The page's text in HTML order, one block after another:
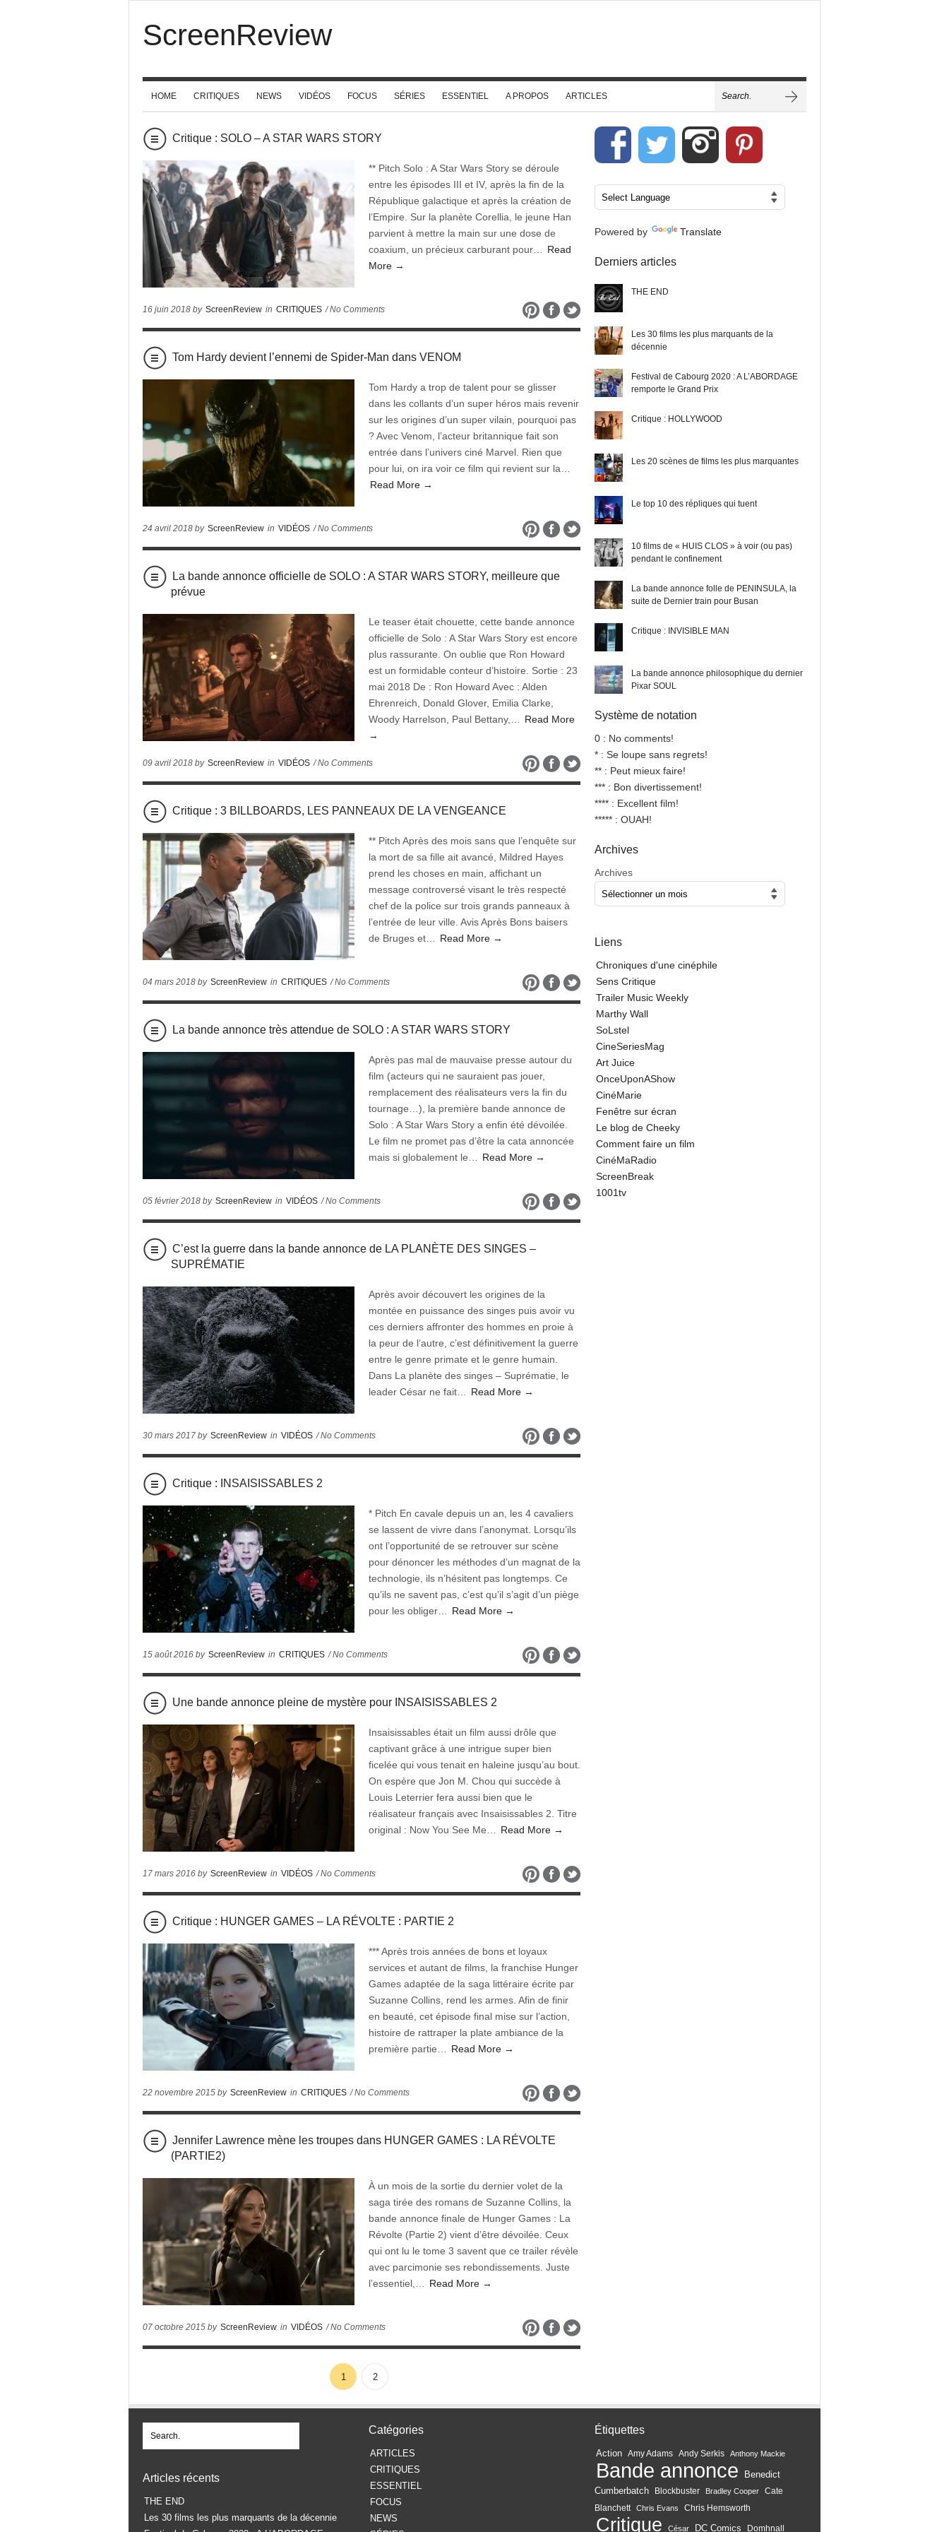
ScreenReview
HOME CRITIQUES NEWS VIDÉOS FOCUS SÉRIES ESSENTIEL A PROPOS ARTICLES
Critique : SOLO – A STAR WARS STORY
** Pitch Solo : A Star Wars Story se déroule
entre les épisodes III et IV, après la fin de la
République galactique et après la création de
l’Empire. Sur la planète Corellia, le jeune Han
parvient à mettre la main sur une dose de
coaxium, un précieux carburant pour…
Read
More →
16 juin 2018 by ScreenReview in CRITIQUES / No Comments
Tom Hardy devient l’ennemi de Spider-Man dans VENOM
Tom Hardy a trop de talent pour se glisser
dans les collants d’un super héros mais revenir
sur les origines d’un super vilain, pourquoi pas
? Avec Venom, l’acteur britannique fait son
entrée dans l’univers ciné Marvel. Rien que
pour lui, on ira voir ce film qui revient sur la…
Read More →
24 avril 2018 by ScreenReview in VIDÉOS / No Comments
La bande annonce officielle de SOLO : A STAR WARS STORY, meilleure que
prévue
Le teaser était chouette, cette bande annonce
officielle de Solo : A Star Wars Story est encore
plus rassurante. On oublie que Ron Howard
est un formidable conteur d’histoire. Sortie : 23
mai 2018 De : Ron Howard Avec : Alden
Ehrenreich, Donald Glover, Emilia Clarke,
Woody Harrelson, Paul Bettany,…
Read More
→
09 avril 2018 by ScreenReview in VIDÉOS / No Comments
Critique : 3 BILLBOARDS, LES PANNEAUX DE LA VENGEANCE
** Pitch Après des mois sans que l’enquête sur
la mort de sa fille ait avancé, Mildred Hayes
prend les choses en main, affichant un
message controversé visant le très respecté
chef de la police sur trois grands panneaux à
l’entrée de leur ville. Avis Après Bons baisers
de Bruges et…
Read More →
04 mars 2018 by ScreenReview in CRITIQUES / No Comments
La bande annonce très attendue de SOLO : A STAR WARS STORY
Après pas mal de mauvaise presse autour du
film (acteurs qui ne sauraient pas jouer,
remplacement des réalisateurs vers la fin du
tournage…), la première bande annonce de
Solo : A Star Wars Story a enfin été dévoilée.
Le film ne promet pas d’être la cata annoncée
mais si globalement le…
Read More →
05 février 2018 by ScreenReview in VIDÉOS / No Comments
C’est la guerre dans la bande annonce de LA PLANÈTE DES SINGES –
SUPRÉMATIE
Après avoir découvert les origines de la
montée en puissance des singes puis avoir vu
ces derniers affronter des hommes en proie à
la peur de l’autre, c’est définitivement la guerre
entre le genre primate et le genre humain.
Dans La planète des singes – Suprématie, le
leader César ne fait…
Read More →
30 mars 2017 by ScreenReview in VIDÉOS / No Comments
Critique : INSAISISSABLES 2
* Pitch En cavale depuis un an, les 4 cavaliers
se lassent de vivre dans l’anonymat. Lorsqu’ils
ont l’opportunité de se retrouver sur scène
pour dénoncer les méthodes d’un magnat de la
technologie, ils n’hésitent pas longtemps. Ce
qu’ils ne savent pas, c’est qu’il s’agit d’un piège
pour les obliger…
Read More →
15 août 2016 by ScreenReview in CRITIQUES / No Comments
Une bande annonce pleine de mystère pour INSAISISSABLES 2
Insaisissables était un film aussi drôle que
captivant grâce à une intrigue super bien
ficelée qui vous tenait en haleine jusqu’au bout.
On espère que Jon M. Chou qui succède à
Louis Leterrier fera aussi bien que le
réalisateur français avec Insaisissables 2. Titre
original : Now You See Me…
Read More →
17 mars 2016 by ScreenReview in VIDÉOS / No Comments
Critique : HUNGER GAMES – LA RÉVOLTE : PARTIE 2
*** Après trois années de bons et loyaux
services et autant de films, la franchise Hunger
Games adaptée de la saga littéraire écrite par
Suzanne Collins, rend les armes. Afin de finir
en beauté, cet épisode final mise sur l’action,
histoire de rattraper la plate ambiance de la
première partie…
Read More →
22 novembre 2015 by ScreenReview in CRITIQUES / No Comments
Jennifer Lawrence mène les troupes dans HUNGER GAMES : LA RÉVOLTE
(PARTIE2)
À un mois de la sortie du dernier volet de la
saga tirée des romans de Suzanne Collins, la
bande annonce finale de Hunger Games : La
Révolte (Partie 2) vient d’être dévoilée. Ceux
qui ont lu le tome 3 savent que ce trailer révèle
avec parcimonie ses rebondissements. Juste
l’essentiel,…
Read More →
07 octobre 2015 by ScreenReview in VIDÉOS / No Comments
1 2
Powered by Translate
Derniers articles
THE END
Les 30 films les plus marquants de la
décennie
Festival de Cabourg 2020 : A L’ABORDAGE
remporte le Grand Prix
Critique : HOLLYWOOD
Les 20 scènes de films les plus marquantes
Le top 10 des répliques qui tuent
10 films de « HUIS CLOS » à voir (ou pas)
pendant le confinement
La bande annonce folle de PENINSULA, la
suite de Dernier train pour Busan
Critique : INVISIBLE MAN
La bande annonce philosophique du dernier
Pixar SOUL
Système de notation
0 : No comments!
* : Se loupe sans regrets!
** : Peut mieux faire!
*** : Bon divertissement!
**** : Excellent film!
***** : OUAH!
Archives
Archives
Liens
Chroniques d'une cinéphile
Sens Critique
Trailer Music Weekly
Marthy Wall
SoLstel
CineSeriesMag
Art Juice
OnceUponAShow
CinéMarie
Fenêtre sur écran
Le blog de Cheeky
Comment faire un film
CinéMaRadio
ScreenBreak
1001tv
Articles récents
THE END
Les 30 films les plus marquants de la décennie
Catégories
ARTICLES
CRITIQUES
ESSENTIEL
FOCUS
NEWS
Étiquettes
Action Amy Adams Andy Serkis Anthony Mackie
Bande annonce
Benedict
Cumberbatch
Blockbuster Bradley Cooper
Cate
Blanchett
Chris Evans Chris Hemsworth
Critique César DC Comics Domhnall